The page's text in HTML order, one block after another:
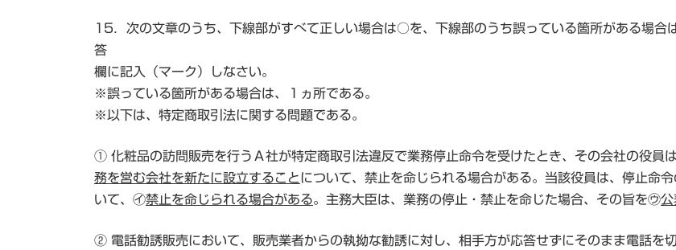
15．次の文章のうち、下線部がすべて正しい場合は○を、下線部のうち誤っている箇所がある場合
答
欄に記入（マーク）しなさい。
※誤っている箇所がある場合は、１ヵ所である。
※以下は、特定商取引法に関する問題である。
① 化粧品の訪問販売を行うＡ社が特定商取引法違反で業務停止命令を受けたとき、その会社の役員
務を営む会社を新たに設立することについて、禁止を命じられる場合がある。当該役員は、停止命
いて、㋑禁止を命じられる場合がある。主務大臣は、業務の停止・禁止を命じた場合、その旨を㋒公
② 電話勧誘販売において、販売業者からの執拗な勧誘に対し、相手方が応答せずにそのまま電話を